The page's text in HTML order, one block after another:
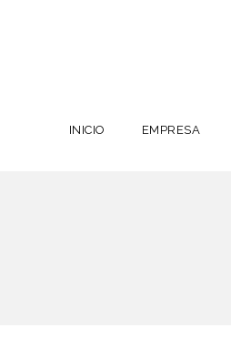
INICIO EMPRESA